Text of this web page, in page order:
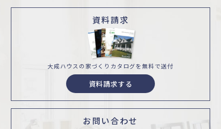
資料請求
大成ハウスの家づくり カタログを無料で送付
資料請求する
お問い合わせ